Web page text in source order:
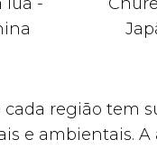
região tem
e ambientais.